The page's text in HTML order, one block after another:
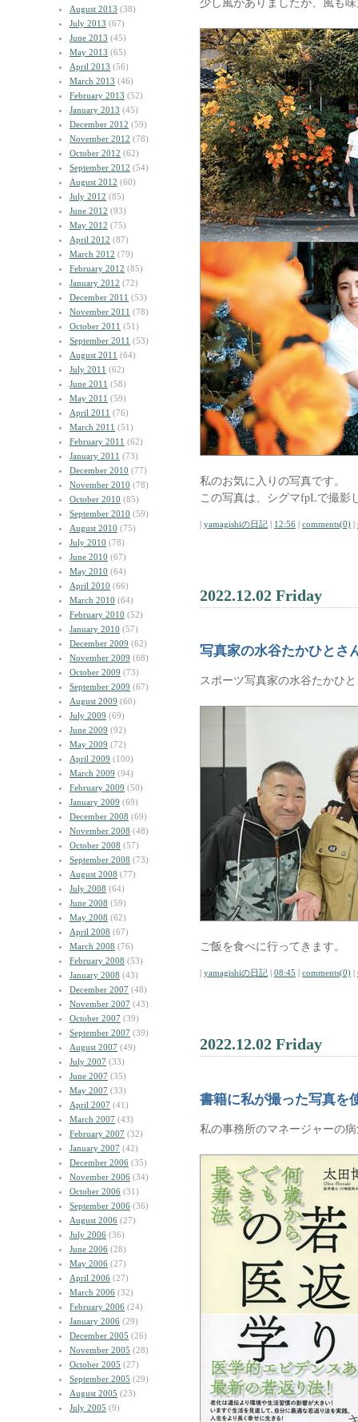
August 2013 (38)
July 2013 (67)
June 2013 (45)
May 2013 (65)
April 2013 (56)
March 2013 (46)
February 2013 (52)
January 2013 (45)
December 2012 (59)
November 2012 (78)
October 2012 (62)
September 2012 (54)
August 2012 (60)
July 2012 (85)
June 2012 (93)
May 2012 (75)
April 2012 (87)
March 2012 (79)
February 2012 (85)
January 2012 (72)
December 2011 (53)
November 2011 (78)
October 2011 (51)
September 2011 (53)
August 2011 (64)
July 2011 (62)
June 2011 (58)
May 2011 (59)
April 2011 (76)
March 2011 (51)
February 2011 (62)
January 2011 (73)
December 2010 (77)
November 2010 (78)
October 2010 (85)
September 2010 (59)
August 2010 (75)
July 2010 (78)
June 2010 (67)
May 2010 (64)
April 2010 (66)
March 2010 (64)
February 2010 (52)
January 2010 (57)
December 2009 (62)
November 2009 (68)
October 2009 (73)
September 2009 (67)
August 2009 (60)
July 2009 (69)
June 2009 (92)
May 2009 (72)
April 2009 (100)
March 2009 (94)
February 2009 (50)
January 2009 (69)
December 2008 (69)
November 2008 (48)
October 2008 (57)
September 2008 (73)
August 2008 (77)
July 2008 (64)
June 2008 (59)
May 2008 (62)
April 2008 (67)
March 2008 (76)
February 2008 (53)
January 2008 (43)
December 2007 (48)
November 2007 (43)
October 2007 (39)
September 2007 (39)
August 2007 (49)
July 2007 (33)
June 2007 (35)
May 2007 (33)
April 2007 (41)
March 2007 (43)
February 2007 (32)
January 2007 (42)
December 2006 (35)
November 2006 (34)
October 2006 (31)
September 2006 (36)
August 2006 (27)
July 2006 (36)
June 2006 (28)
May 2006 (27)
April 2006 (27)
March 2006 (32)
February 2006 (24)
January 2006 (29)
December 2005 (26)
November 2005 (28)
October 2005 (27)
September 2005 (29)
August 2005 (23)
July 2005 (9)
私のお気に入りの写真です。
この写真は、シグマfpLで撮影
| yamagishiの日記 | 12:56 | comments(0) |
2022.12.02 Friday
写真家の水谷たかひとさ
スポーツ写真家の水谷たかひ
ご飯を食べに行ってきます。
| yamagishiの日記 | 08:45 | comments(0) |
2022.12.02 Friday
書籍に私が撮った写真を
私の事務所のマネージャーの